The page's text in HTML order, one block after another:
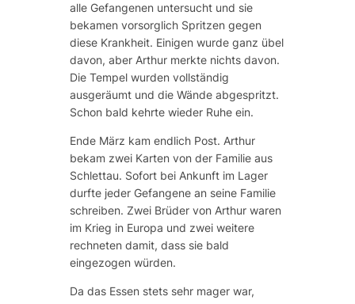
alle Gefangenen untersucht und sie
bekamen vorsorglich Spritzen gegen
diese Krankheit. Einigen wurde ganz übel
davon, aber Arthur merkte nichts davon.
Die Tempel wurden vollständig
ausgeräumt und die Wände abgespritzt.
Schon bald kehrte wieder Ruhe ein.
Ende März kam endlich Post. Arthur
bekam zwei Karten von der Familie aus
Schlettau. Sofort bei Ankunft im Lager
durfte jeder Gefangene an seine Familie
schreiben. Zwei Brüder von Arthur waren
im Krieg in Europa und zwei weitere
rechneten damit, dass sie bald
eingezogen würden.
Da das Essen stets sehr mager war,